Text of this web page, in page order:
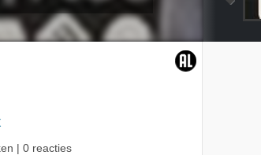
| 0 reacties
Gevulde koeken